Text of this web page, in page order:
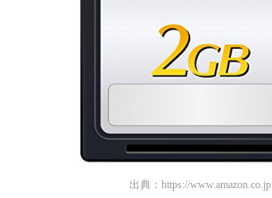
出典： https://www.amazon.co.jp